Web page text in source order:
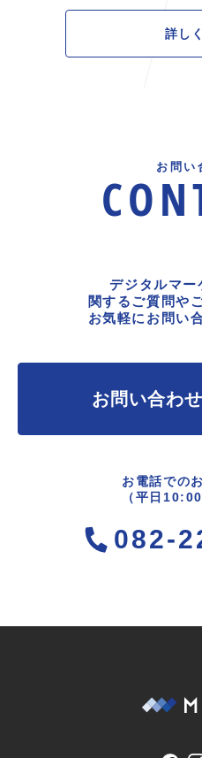
詳し
お問い
デジタルマー
関するご質問や
お気軽にお問い
お問い合わ
お電話での
（平日
082-